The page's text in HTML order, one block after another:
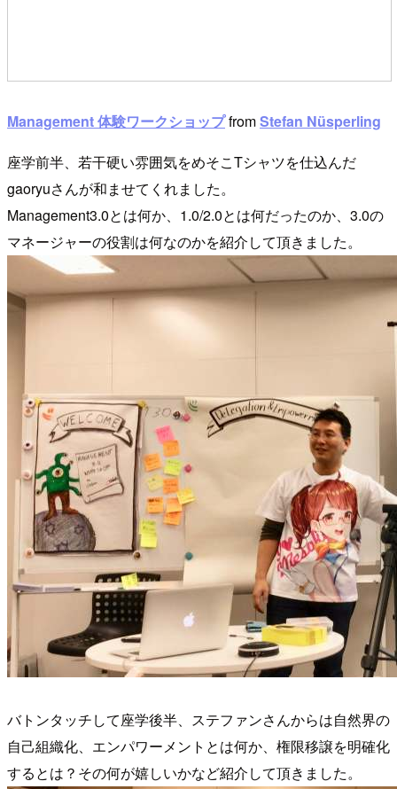
Management 体験ワークショップfromStefan Nüsperling
座学前半、若干硬い雰囲気をめそこTシャツを仕込んだ
gaoryuさんが和ませてくれました。
Management3.0とは何か、1.0/2.0とは何だったのか、3.0の
マネージャーの役割は何なのかを紹介して頂きました。
バトンタッチして座学後半、ステファンさんからは自然界の
自己組織化、エンパワーメントとは何か、権限移譲を明確化
するとは？その何が嬉しいかなど紹介して頂きました。